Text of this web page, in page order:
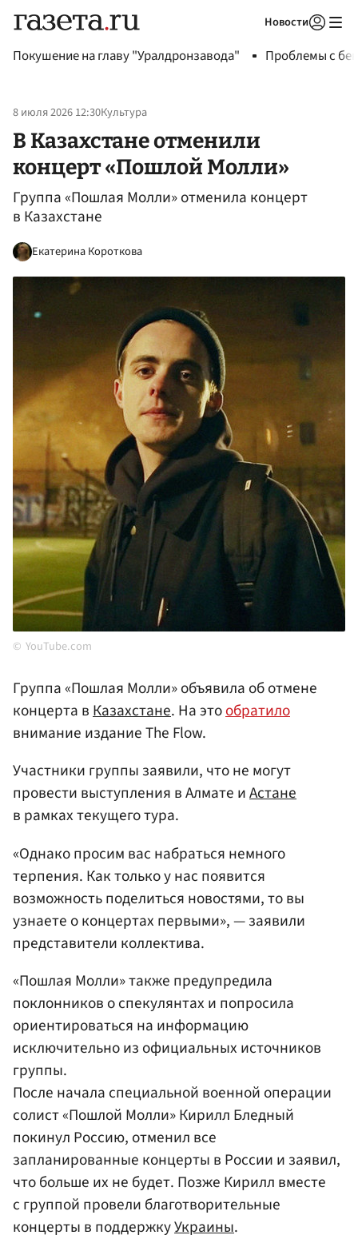
Новости
Покушение на главу "Уралдронзавода" Проблемы с
8 июля 2026 12:30Культура
В Казахстане отменили
концерт «Пошлой Молли»
Группа «Пошлая Молли» отменила концерт
в Казахстане
Екатерина Короткова
YouTube.com
Группа «Пошлая Молли» объявила об отмене
концерта вКазахстане. На этообратило
внимание издание The Flow.
Участники группы заявили, что не могут
провести выступления в Алмате иАстане
в рамках текущего тура.
«Однако просим вас набраться немного
терпения. Как только у нас появится
возможность поделиться новостями, то вы
узнаете о концертах первыми», — заявили
представители коллектива.
«Пошлая Молли» также предупредила
поклонников о спекулянтах и попросила
ориентироваться на информацию
исключительно из официальных источников
группы.
После начала специальной военной операции
солист «Пошлой Молли» Кирилл Бледный
покинул Россию, отменил все
запланированные концерты в России и заявил,
что больше их не будет. Позже Кирилл вместе
с группой провели благотворительные
концерты в поддержкуУкраины.